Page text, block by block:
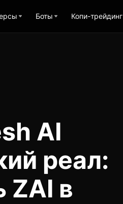
Боты Копи-трейдинг
AI
реал:
ZAI в